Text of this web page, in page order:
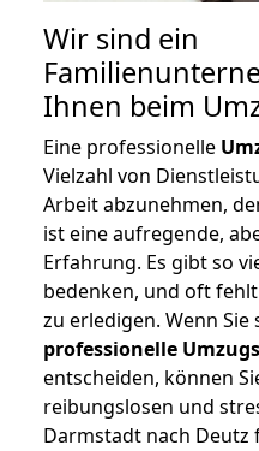
Wir sind ein
Ihnen beim
Eine professionelle
Vielzahl von
Arbeit abzunehmen,
ist eine aufregende,
Erfahrung. Es gibt so
bedenken, und oft
zu erledigen. Wenn Sie
professionelle
entscheiden, können
reibungslosen und
Darmstadt nach Deutz